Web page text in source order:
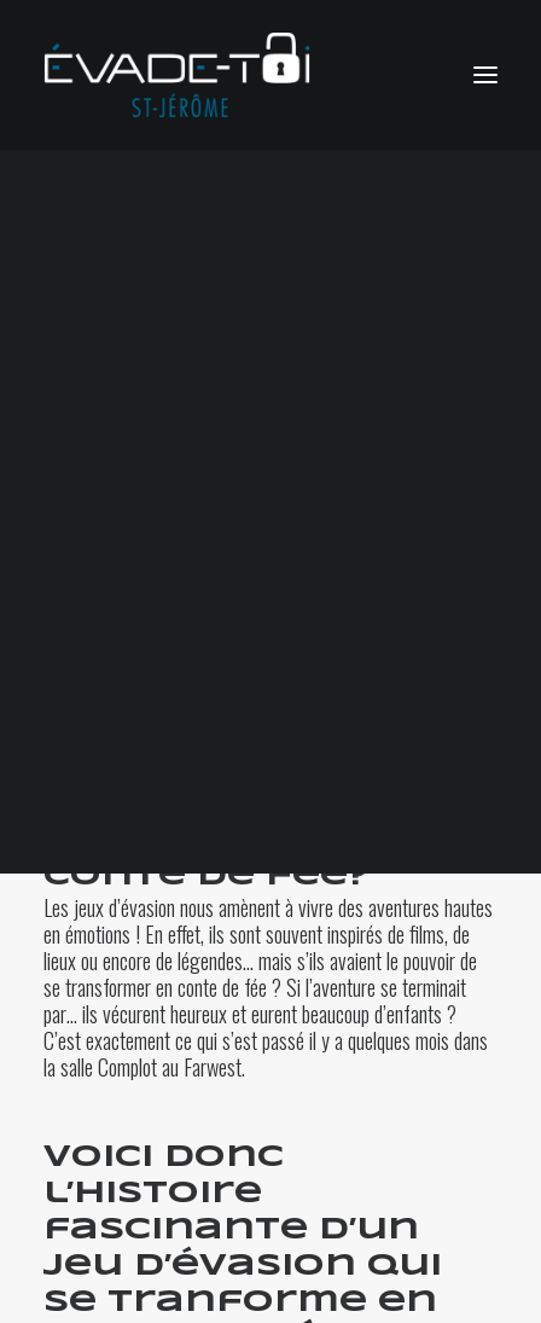
conte de fée?
Les jeux d’évasion nous amènent à vivre des aventures hautes
en émotions ! En effet, ils sont souvent inspirés de films, de
lieux ou encore de légendes… mais s’ils avaient le pouvoir de
se transformer en conte de fée ? Si l’aventure se terminait
par… ils vécurent heureux et eurent beaucoup d’enfants ?
C’est exactement ce qui s’est passé il y a quelques mois dans
la salleComplot au Farwest.
Voici donc
l’histoire
fascinante d’un
jeu d’évasion qui
se tranforme en